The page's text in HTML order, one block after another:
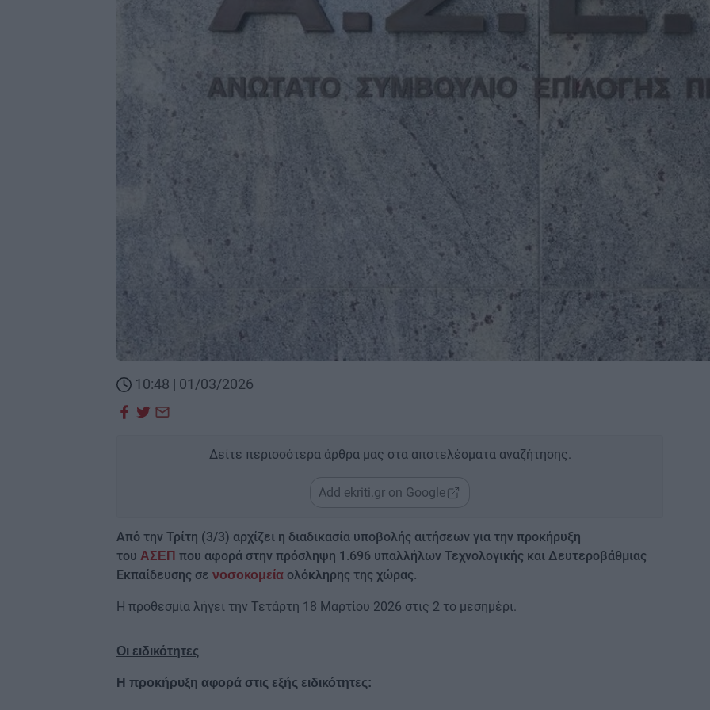
10:48 | 01/03/2026
Δείτε περισσότερα άρθρα μας στα αποτελέσματα αναζήτησης.
Add ekriti.gr on Google
Από την Τρίτη (3/3) αρχίζει η διαδικασία υποβολής αιτήσεων για την προκήρυξη
του ΑΣΕΠ που αφορά στην πρόσληψη 1.696 υπαλλήλων Τεχνολογικής και Δευτεροβάθμιας
Εκπαίδευσης σε νοσοκομεία ολόκληρης της χώρας.
Η προθεσμία λήγει την Τετάρτη 18 Μαρτίου 2026 στις 2 το μεσημέρι.
Οι ειδικότητες
Η προκήρυξη αφορά στις εξής ειδικότητες: